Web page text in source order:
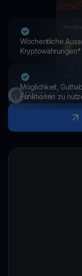
Wöchentliche
Kryptowährungen*
Möglichkeit,
Funktionen zu
PYTHPYTH